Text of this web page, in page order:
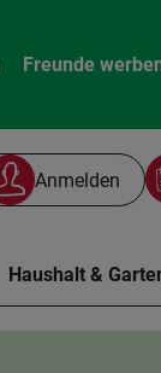
Freunde
Anmelden
Haushalt &